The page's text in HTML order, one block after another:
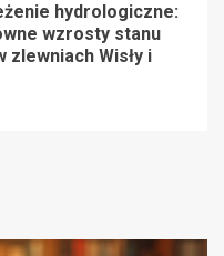
hydrologiczne:
wzrosty stanu
zlewniach Wisły i